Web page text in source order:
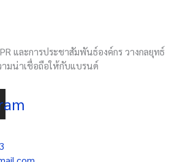
และการประชาสัมพันธ์องค์กร วางกลยุทธ์
ามน่าเชื่อถือให้กับแบรนด์